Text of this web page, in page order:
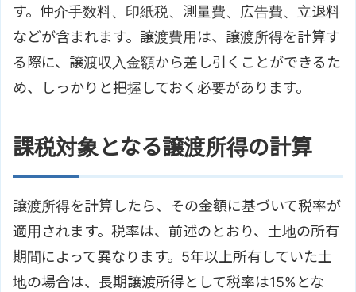
す。仲介手数料、印紙税、測量費、広告費、立退料
などが含まれます。譲渡費用は、譲渡所得を計算す
る際に、譲渡収入金額から差し引くことができるた
め、しっかりと把握しておく必要があります。
課税対象となる譲渡所得の計算
譲渡所得を計算したら、その金額に基づいて税率が
適用されます。税率は、前述のとおり、土地の所有
期間によって異なります。5年以上所有していた土
地の場合は、長期譲渡所得として税率は15%とな